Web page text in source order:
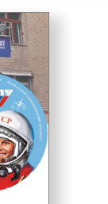
СИСТЕМ ВЕДЁТСЯ
ДИПЛОМЫ
БПЛА,
НА